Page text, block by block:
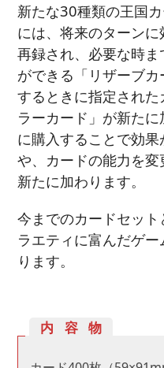
新たな30種類の王国
には、将来のターン
再録され、必要な時
ができる「リザーブ
するときに指定され
ラーカード」が新た
に購入することで効果
や、カードの能力を
新たに加わります。
今までのカードセッ
ラエティに富んだゲ
ります。
内容物